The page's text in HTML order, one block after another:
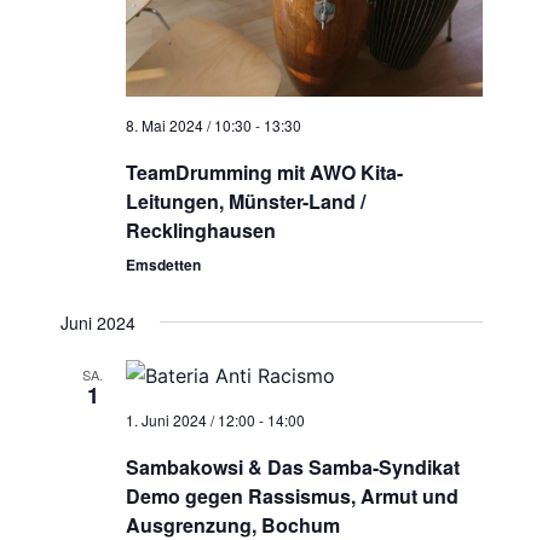
8. Mai 2024 / 10:30 - 13:30
TeamDrumming mit AWO Kita-
Leitungen, Münster-Land /
Recklinghausen
Emsdetten
Juni 2024
SA.
1
1. Juni 2024 / 12:00 - 14:00
Sambakowsi & Das Samba-Syndikat
Demo gegen Rassismus, Armut und
Ausgrenzung, Bochum